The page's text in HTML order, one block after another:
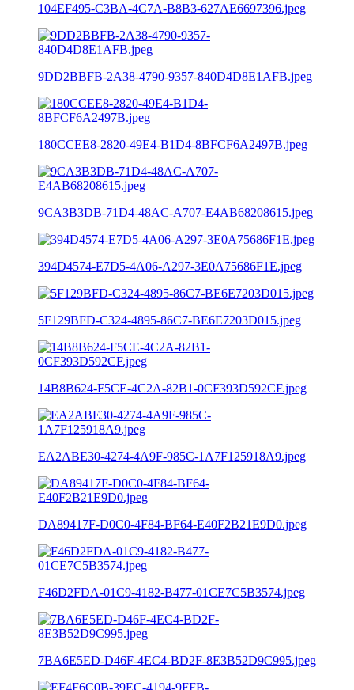
104EF495-C3BA-4C7A-B8B3-627AE6697396.jpeg
9DD2BBFB-2A38-4790-9357-840D4D8E1AFB.jpeg
180CCEE8-2820-49E4-B1D4-8BFCF6A2497B.jpeg
9CA3B3DB-71D4-48AC-A707-E4AB68208615.jpeg
394D4574-E7D5-4A06-A297-3E0A75686F1E.jpeg
5F129BFD-C324-4895-86C7-BE6E7203D015.jpeg
14B8B624-F5CE-4C2A-82B1-0CF393D592CF.jpeg
EA2ABE30-4274-4A9F-985C-1A7F125918A9.jpeg
DA89417F-D0C0-4F84-BF64-E40F2B21E9D0.jpeg
F46D2FDA-01C9-4182-B477-01CE7C5B3574.jpeg
7BA6E5ED-D46F-4EC4-BD2F-8E3B52D9C995.jpeg